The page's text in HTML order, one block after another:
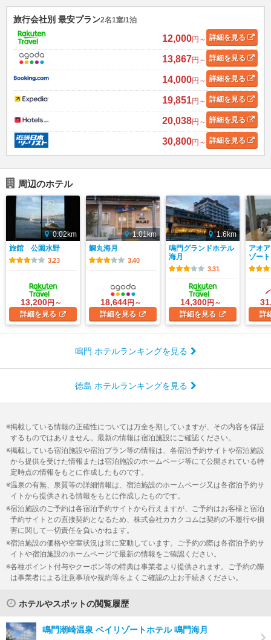
旅行会社別 最安プラン2名1室/1泊
12,000円～ 詳細を見る
13,867円～ 詳細を見る
14,000円～ 詳細を見る
19,851円～ 詳細を見る
20,038円～ 詳細を見る
30,800円～ 詳細を見る
周辺のホテル
0.02km
旅館 公園水野
3.23
13,200円～
詳細を見る
1.01km
鯛丸海月
3.40
18,644円～
詳細を見る
1.6km
鳴門グランドホテル
海月
3.31
14,300円～
詳細を見る
アオ
ゾート
詳
鳴門 ホテルランキングを見る
徳島 ホテルランキングを見る
掲載している情報の正確性については万全を期していますが、その内容を保証
するものではありません。最新の情報は宿泊施設にご確認ください。
掲載している宿泊施設や宿泊プラン等の情報は、各宿泊予約サイトや宿泊施設
から提供を受けた情報または宿泊施設のホームページ等にて公開されている特
定時点の情報をもとに作成したものです。
温泉の有無、泉質等の詳細情報は、宿泊施設のホームページ又は各宿泊予約サ
イトから提供される情報をもとに作成したものです。
宿泊施設のご予約は各宿泊予約サイトから行えますが、ご予約はお客様と宿泊
予約サイトとの直接契約となるため、株式会社カカクコムは契約の不履行や損
害に関して一切責任を負いかねます。
宿泊施設の価格や空室状況は常に変動しています。ご予約の際は各宿泊予約サ
イトや宿泊施設のホームページで最新の情報をご確認ください。
各種ポイント付与やクーポン等の特典は事業者より提供されます。ご予約の際
は事業者による注意事項や規約等をよくご確認の上お手続きください。
ホテルやスポットの閲覧履歴
鳴門潮崎温泉 ベイリゾートホテル 鳴門海月